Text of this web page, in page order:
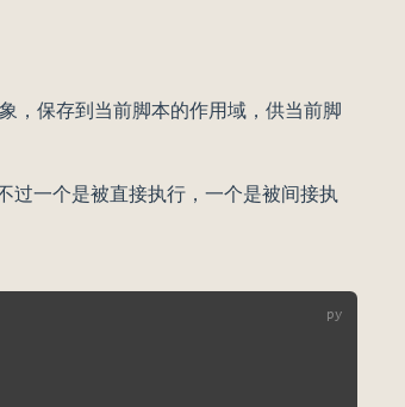
保存到当前脚本的作用域，供当前脚
一个是被直接执行，一个是被间接执